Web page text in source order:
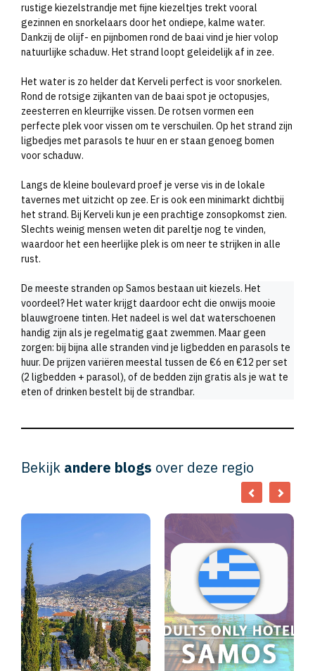
rustige kiezelstrandje met fijne kiezeltjes trekt vooral
gezinnen en snorkelaars door het ondiepe, kalme water.
Dankzij de olijf- en pijnbomen rond de baai vind je hier volop
natuurlijke schaduw. Het strand loopt geleidelijk af in zee.
Het water is zo helder dat Kerveli perfect is voor snorkelen.
Rond de rotsige zijkanten van de baai spot je octopusjes,
zeesterren en kleurrijke vissen. De rotsen vormen een
perfecte plek voor vissen om te verschuilen. Op het strand zijn
ligbedjes met parasols te huur en er staan genoeg bomen
voor schaduw.
Langs de kleine boulevard proef je verse vis in de lokale
tavernes met uitzicht op zee. Er is ook een minimarkt dichtbij
het strand. Bij Kerveli kun je een prachtige zonsopkomst zien.
Slechts weinig mensen weten dit pareltje nog te vinden,
waardoor het een heerlijke plek is om neer te strijken in alle
rust.
De meeste stranden op Samos bestaan uit kiezels. Het
voordeel? Het water krijgt daardoor echt die onwijs mooie
blauwgroene tinten. Het nadeel is wel dat waterschoenen
handig zijn als je regelmatig gaat zwemmen. Maar geen
zorgen: bij bijna alle stranden vind je ligbedden en parasols te
huur. De prijzen variëren meestal tussen de €6 en €12 per set
(2 ligbedden + parasol), of de bedden zijn gratis als je wat te
eten of drinken bestelt bij de strandbar.
Bekijk andere blogs over deze regio